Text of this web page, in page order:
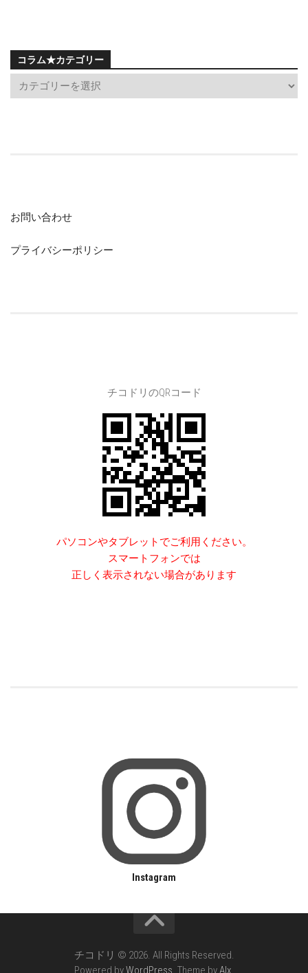
コラム★カテゴリー
お問い合わせ
プライバシーポリシー
チコドリのQRコード
パソコンやタブレットでご利用ください。
スマートフォンでは
正しく表示されない場合があります
Instagram
チコドリ © 2026. All Rights Reserved.
Powered byWordPress . Theme by Alx